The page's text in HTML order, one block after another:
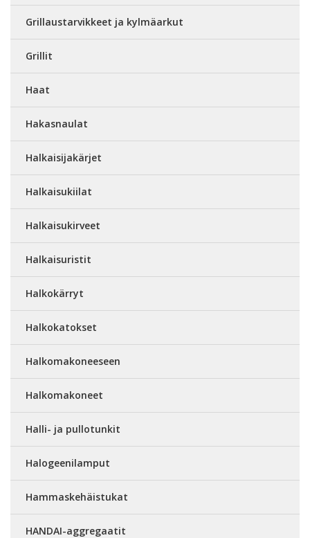
Grillaustarvikkeet ja kylmäarkut
Grillit
Haat
Hakasnaulat
Halkaisijakärjet
Halkaisukiilat
Halkaisukirveet
Halkaisuristit
Halkokärryt
Halkokatokset
Halkomakoneeseen
Halkomakoneet
Halli- ja pullotunkit
Halogeenilamput
Hammaskehäistukat
HANDAI-aggregaatit